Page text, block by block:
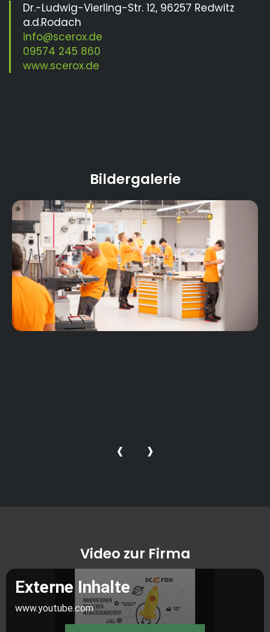
Dr.-Ludwig-Vierling-Str. 12, 96257 Redwitz
a.d.Rodach
info@scerox.de
09574 245 860
www.scerox.de
Bildergalerie
‹ ›
Video zur Firma